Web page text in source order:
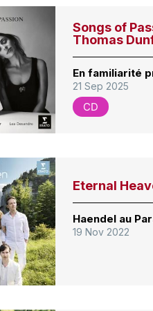
Songs of
Thomas
En familiarité
21 Sep 2025
CD
Eternal
Haendel au
19 Nov 2022